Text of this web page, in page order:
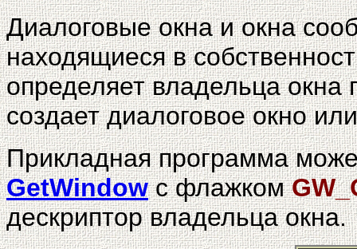
Диалоговые окна и окна
находящиеся в
определяет владельца окна
создает диалоговое окно
Прикладная программа
GetWindow с флажком
дескриптор владельца окна.